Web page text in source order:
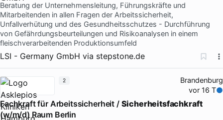
Beratung der Unternehmensleitung, Führungskräfte und
Mitarbeitenden in allen Fragen der Arbeitssicherheit,
Unfallverhütung und des Gesundheitsschutzes - Durchführung
von Gefährdungsbeurteilungen und Risikoanalysen in einem
fleischverarbeitenden Produktionsumfeld
LSI - Germany GmbH via stepstone.de
Brandenburg
vor 16 T
Fachkraft für Arbeitssicherheit / Sicherheitsfachkraft
(w/m/d) Raum Berlin
2